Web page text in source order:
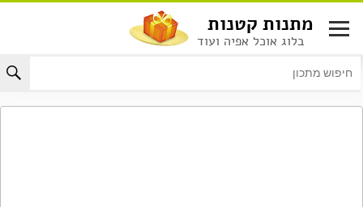
לתוכן
מתנות קטנות
בלוג אוכל אפיה ועוד